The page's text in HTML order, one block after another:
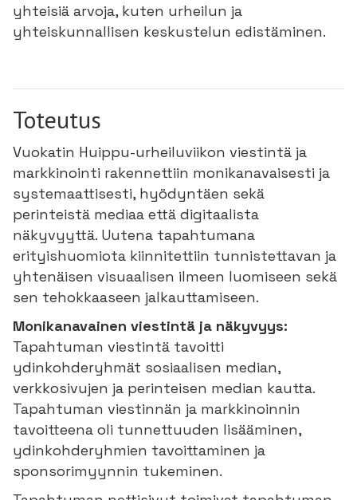
yhteisiä arvoja, kuten urheilun ja
yhteiskunnallisen keskustelun edistäminen.
Toteutus
Vuokatin Huippu-urheiluviikon viestintä ja
markkinointi rakennettiin monikanavaisesti ja
systemaattisesti, hyödyntäen sekä
perinteistä mediaa että digitaalista
näkyvyyttä. Uutena tapahtumana
erityishuomiota kiinnitettiin tunnistettavan ja
yhtenäisen visuaalisen ilmeen luomiseen sekä
sen tehokkaaseen jalkauttamiseen.
Monikanavainen viestintä ja näkyvyys:
Tapahtuman viestintä tavoitti
ydinkohderyhmät sosiaalisen median,
verkkosivujen ja perinteisen median kautta.
Tapahtuman viestinnän ja markkinoinnin
tavoitteena oli tunnettuuden lisääminen,
ydinkohderyhmien tavoittaminen ja
sponsorimyynnin tukeminen.